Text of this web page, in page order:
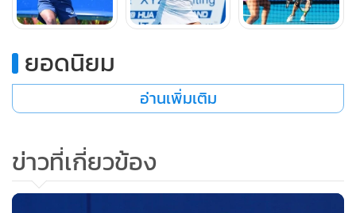
ดรอว์ รอบแรก ทันที
ขณะที่ “พราว” ชมภู่ทิพย์ จันดาเขต นักหวดไทย มือ 690 ของ
โลก ไม่น้อยหน้าผ่านเข้าเมนดรอว์ รอบแรก ได้เช่นกัน แม้จะต้อง
ใช้เวลาหวด 2 ชั่วโมง 13 นาที แต่ก็ยังโชว์ฟอร์มได้เหนียวแน่น
ซูเปอร์ไทเบรก 10-8
ส่วนผลการแข่งขันคู่อื่นๆ มีดังนี้ หญิงเดี่ยว รอบคัดเลือกรอบ
ยอดนิยม
อ่านเพิ่มเติม
ข่าวที่เกี่ยวข้อง